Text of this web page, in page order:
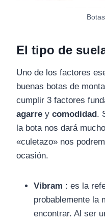
El tipo de
Uno de los factores
buenas botas de
cumplir 3 factores
agarre y comodidad .
la bota nos dará
«culetazo» nos
ocasión.
Vibram : es la
probablemente la
encontrar. Al ser